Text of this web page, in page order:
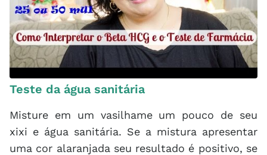
Teste da água sanitária
Misture em um vasilhame um pouco de seu
xixi e água sanitária. Se a mistura apresentar
uma cor alaranjada seu resultado é positivo, se